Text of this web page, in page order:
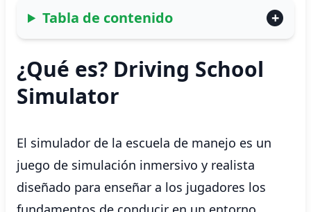
Tabla de contenido
¿Qué es? Driving School
Simulator
El simulador de la escuela de manejo es un
juego de simulación inmersivo y realista
diseñado para enseñar a los jugadores los